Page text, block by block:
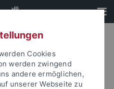
Cookies
werden zwingend
andere ermöglichen,
unserer Webseite zu